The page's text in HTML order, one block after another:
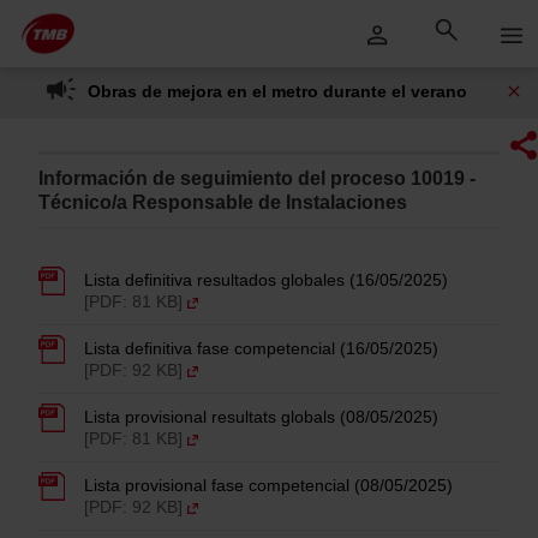
Saltar al contenido principal
Saltar
al
contenido
Obras de mejora en el metro durante el verano
Información de seguimiento del proceso 10019 -
Técnico/a Responsable de Instalaciones
Lista definitiva resultados globales (16/05/2025)
[PDF: 81 KB]
Lista definitiva fase competencial (16/05/2025)
[PDF: 92 KB]
Lista provisional resultats globals (08/05/2025)
[PDF: 81 KB]
Lista provisional fase competencial (08/05/2025)
[PDF: 92 KB]